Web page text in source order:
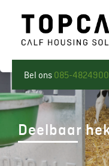
Bel ons 085-
Deelbaar